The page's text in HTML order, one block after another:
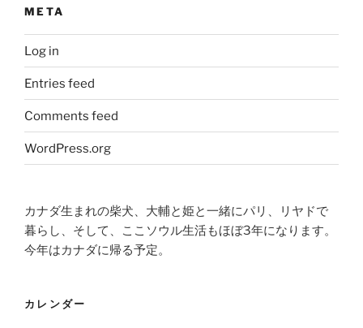
META
Log in
Entries feed
Comments feed
WordPress.org
カナダ生まれの柴犬、大輔と姫と一緒にパリ、リヤドで
暮らし、そして、ここソウル生活もほぼ3年になります。
今年はカナダに帰る予定。
カレンダー